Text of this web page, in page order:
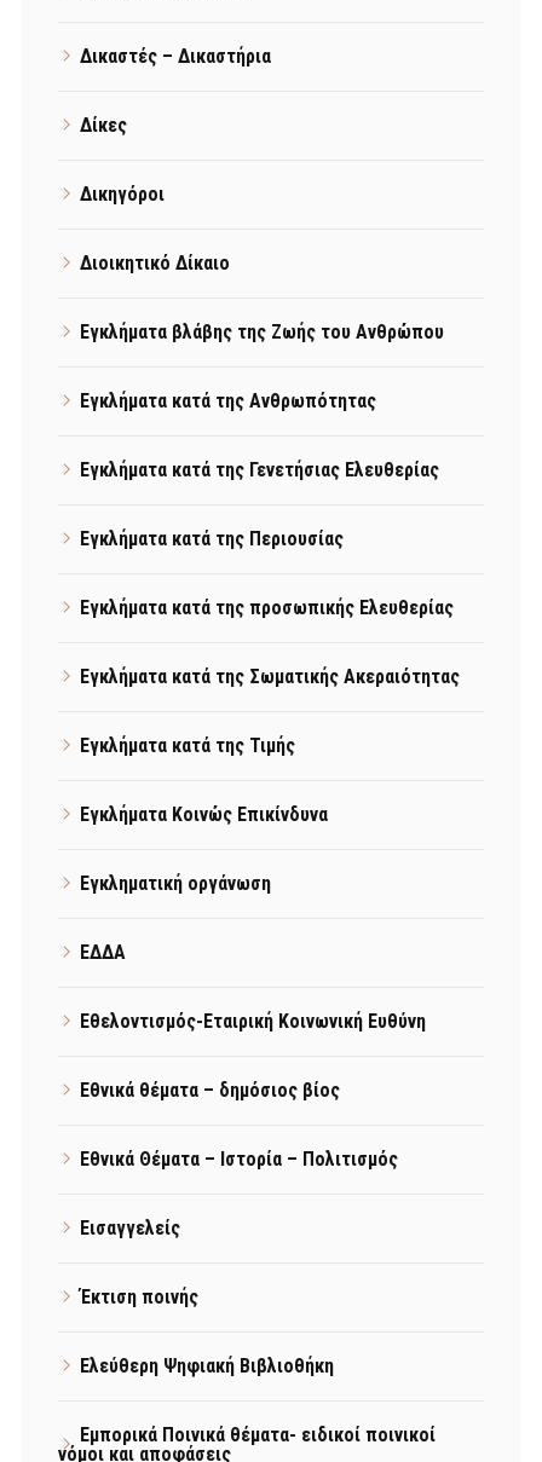
Δικαστές – Δικαστήρια
Δίκες
Δικηγόροι
Διοικητικό Δίκαιο
Εγκλήματα βλάβης της Ζωής του Ανθρώπου
Εγκλήματα κατά της Ανθρωπότητας
Εγκλήματα κατά της Γενετήσιας Ελευθερίας
Εγκλήματα κατά της Περιουσίας
Εγκλήματα κατά της προσωπικής Ελευθερίας
Εγκλήματα κατά της Σωματικής Ακεραιότητας
Εγκλήματα κατά της Τιμής
Εγκλήματα Κοινώς Επικίνδυνα
Εγκληματική οργάνωση
ΕΔΔΑ
Εθελοντισμός-Εταιρική Κοινωνική Ευθύνη
Εθνικά θέματα – δημόσιος βίος
Εθνικά Θέματα – Ιστορία – Πολιτισμός
Εισαγγελείς
Έκτιση ποινής
Ελεύθερη Ψηφιακή Βιβλιοθήκη
Εμπορικά Ποινικά θέματα- ειδικοί ποινικοί
νόμοι και αποφάσεις